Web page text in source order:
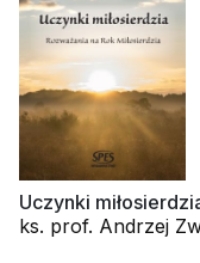
Uczynki
ks. prof. Andrzej